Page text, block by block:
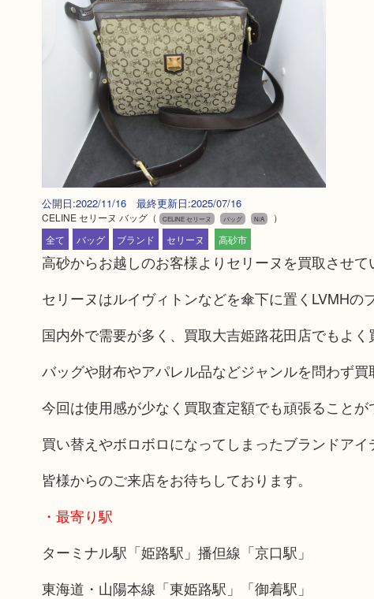
公開日:2022/11/16 最終更新日:2025/07/16
CELINE セリーヌ バッグ（ CELINE セリーヌ バッグ N/A
）
全て
バッグ ブランド セリーヌ 高砂市
高砂からお越しのお客様よりセリーヌを買取させて
セリーヌはルイヴィトンなどを傘下に置くLVMHの
国内外で需要が多く、買取大吉姫路花田店でもよ
バッグや財布やアパレル品などジャンルを問わず買
今回は使用感が少なく買取査定額でも頑張ることが
買い替えやボロボロになってしまったブランドアイ
皆様からのご来店をお待ちしております。
・最寄り駅
ターミナル駅「姫路駅」播但線「京口駅」
東海道・山陽本線「東姫路駅」「御着駅」